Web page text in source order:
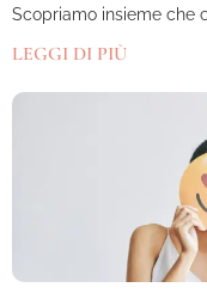
Scopriamo insieme che
LEGGI DI PIÙ